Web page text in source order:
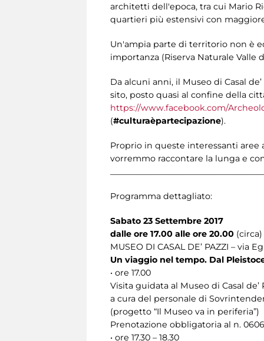
architetti dell'epoca, tra cui Mario
quartieri più estensivi con
Un'ampia parte di territorio non è
importanza (Riserva Naturale Valle
Da alcuni anni, il Museo di Casal
sito, posto quasi al confine della
https://www.facebook.com/
(#culturaèpartecipazione).
Proprio in queste interessanti
vorremmo raccontare la lunga e
Programma dettagliato:
Sabato 23 Settembre 2017
dalle ore 17.00 alle ore 20.00 (circa)
MUSEO DI CASAL DE’ PAZZI – via
Un viaggio nel tempo. Dal
• ore 17.00
Visita guidata al Museo di Casal de’
a cura del personale di
(progetto “Il Museo va in periferia”)
Prenotazione obbligatoria al n.
• ore 17.30 – 18.30